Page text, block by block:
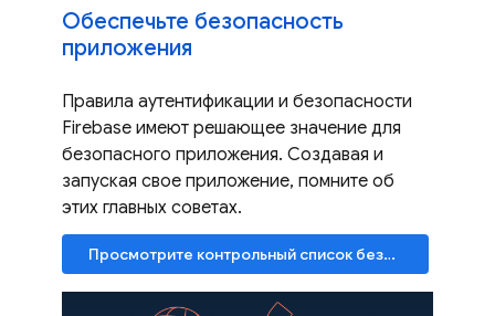
Обеспечьте безопасность
приложения
Правила аутентификации и безопасности
Firebase имеют решающее значение для
безопасного приложения. Создавая и
запуская свое приложение, помните об
этих главных советах.
Просмотрите контрольный список безопасности